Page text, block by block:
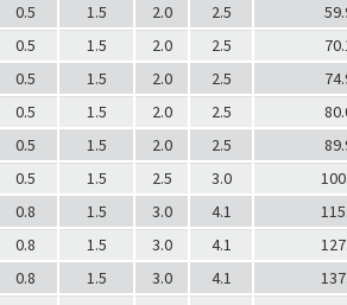
0.5 1.5 2.0 2.5
0.5 1.5 2.0 2.5
0.5 1.5 2.0 2.5
0.5 1.5 2.0 2.5
0.5 1.5 2.0 2.5
0.5 1.5 2.5 3.0
0.8 1.5 3.0 4.1
0.8 1.5 3.0 4.1
0.8 1.5 3.0 4.1